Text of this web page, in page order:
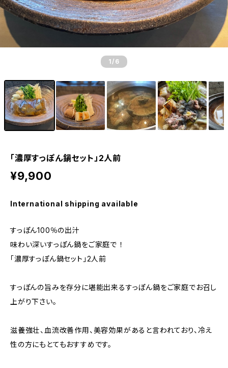
1 /6
｢濃厚すっぽん鍋セット」2人前
¥9,900
International shipping available
すっぽん100％の出汁
味わい深いすっぽん鍋をご家庭で ！
｢濃厚すっぽん鍋セット」2人前
すっぽんの旨みを存分に堪能出来るすっぽん鍋をご家庭でお召し
上がり下さい。
滋養強壮、血流改善作用、美容効果があると言われており、冷え
性の方にもとてもおすすめです。